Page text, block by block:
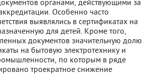
органами, действующими за
Особенно часто
выявлялись в сертификатах на
для детей. Кроме того,
документов значительную долю
на бытовую электротехнику и
по которым в ряде
троекратное снижение